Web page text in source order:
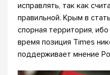
исправлять, так как
правильной. Крым в
спорная территория,
время позиция Times
поддерживает мнение